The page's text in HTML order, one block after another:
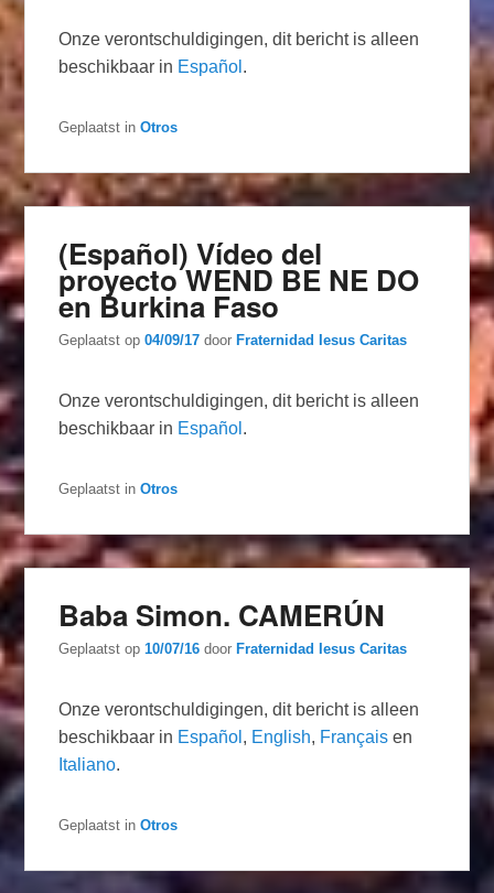
Onze verontschuldigingen, dit bericht is alleen
beschikbaar in Español .
Geplaatst in Otros
(Español) Vídeo del
proyecto WEND BE NE DO
en Burkina Faso
Geplaatst op04/09/17 door Fraternidad Iesus Caritas
Onze verontschuldigingen, dit bericht is alleen
beschikbaar in Español .
Geplaatst in Otros
Baba Simon. CAMERÚN
Geplaatst op10/07/16 door Fraternidad Iesus Caritas
Onze verontschuldigingen, dit bericht is alleen
beschikbaar in Español , English, Français en
Italiano.
Geplaatst in Otros